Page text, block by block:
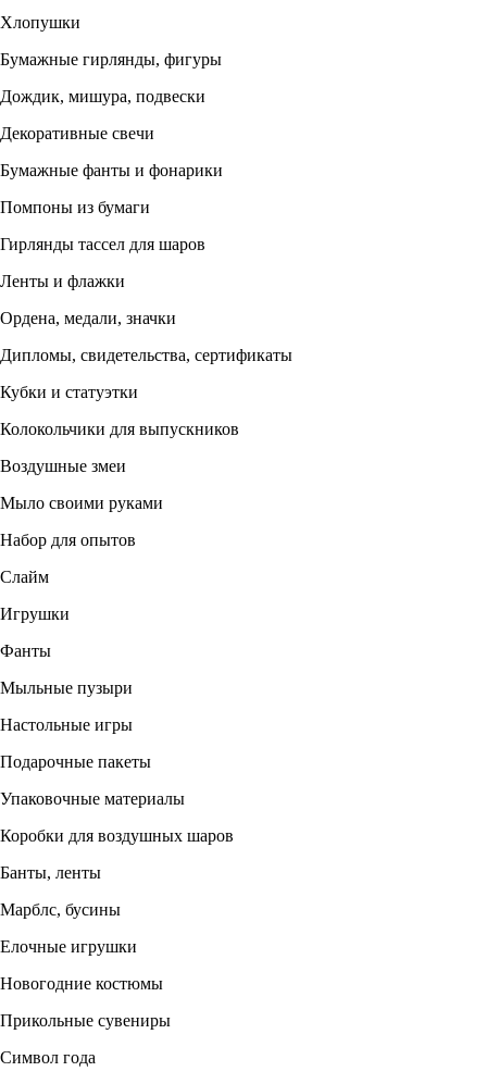
Хлопушки
Бумажные гирлянды, фигуры
Дождик, мишура, подвески
Декоративные свечи
Бумажные фанты и фонарики
Помпоны из бумаги
Гирлянды тассел для шаров
Ленты и флажки
Ордена, медали, значки
Дипломы, свидетельства, сертификаты
Кубки и статуэтки
Колокольчики для выпускников
Воздушные змеи
Мыло своими руками
Набор для опытов
Слайм
Игрушки
Фанты
Мыльные пузыри
Настольные игры
Подарочные пакеты
Упаковочные материалы
Коробки для воздушных шаров
Банты, ленты
Марблс, бусины
Елочные игрушки
Новогодние костюмы
Прикольные сувениры
Символ года